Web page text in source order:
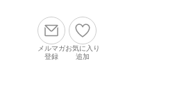
メルマガ
登録
お気に入り
追加